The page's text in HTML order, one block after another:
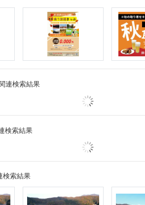
連検索結果
検索結果
検索結果